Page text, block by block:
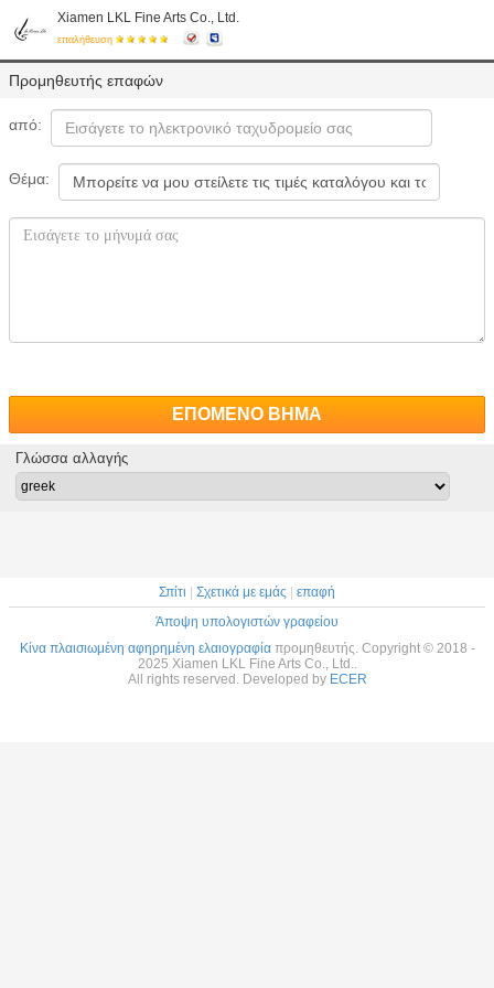
Xiamen LKL Fine Arts Co., Ltd.
επαλήθευση
Προμηθευτής επαφών
από:
Θέμα:
ΕΠΟΜΕΝΟ ΒΗΜΑ
Γλώσσα αλλαγής
Σπίτι Σχετικά με εμάς
επαφή
Άποψη υπολογιστών γραφείου
Κίνα πλαισιωμένη αφηρημένη ελαιογραφίαπρομηθευτής. Copyright © 2018 -
2025 Xiamen LKL Fine Arts Co., Ltd..
All rights reserved. Developed by ECER